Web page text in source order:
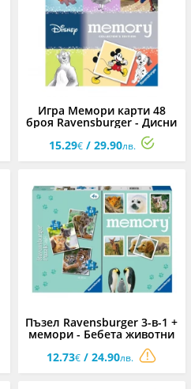
Игра Мемори карти 48
броя Ravensburger - Дисни
15.29€/ 29.90лв.
Пъзел Ravensburger 3-в-1 +
мемори - Бебета животни
12.73€ / 24.90лв.